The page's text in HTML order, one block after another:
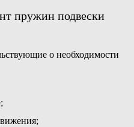
пружин подвески
о необходимости